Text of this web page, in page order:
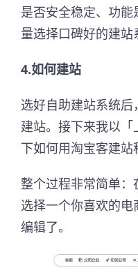
是否安全稳定、功
量选择口碑好的建站
4.如何建站
选好自助建站系统
建站。接下来我以
下如何用淘宝客建站
整个过程非常简单：
选择一个你喜欢的
编辑了。